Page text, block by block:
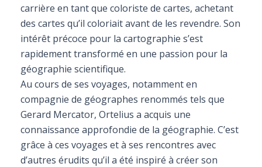
carrière en tant que coloriste de cartes, achetant
des cartes qu’il coloriait avant de les revendre. Son
intérêt précoce pour la cartographie s’est
rapidement transformé en une passion pour la
géographie scientifique.
Au cours de ses voyages, notamment en
compagnie de géographes renommés tels que
Gerard Mercator, Ortelius a acquis une
connaissance approfondie de la géographie. C’est
grâce à ces voyages et à ses rencontres avec
d’autres érudits qu’il a été inspiré à créer son